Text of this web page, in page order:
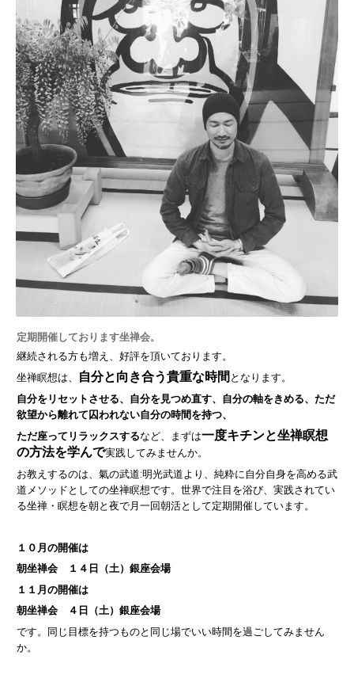
定期開催しております坐禅会。
継続される方も増え、好評を頂いております。
坐禅瞑想は、
自分と向き合う貴重な時間 となります。
自分をリセットさせる、自分を見つめ直す、自分の軸をきめる、ただ
欲望から離れて囚われない自分の時間を持つ、
ただ座ってリラックスするなど、まずは一度キチンと坐禅瞑想
の方法を学んで実践してみませんか。
お教えするのは、氣の武道:明光武道より、純粋に自分自身を高める武
道メソッドとしての坐禅瞑想です。世界で注目を浴び、実践されてい
る坐禅・瞑想を朝と夜で月一回朝活として定期開催しています。
１０月の開催は
朝坐禅会 １４日（土）銀座会場
１１月の開催は
朝坐禅会 ４日（土）銀座会場
です。同じ目標を持つものと同じ場でいい時間を過ごしてみません
か。